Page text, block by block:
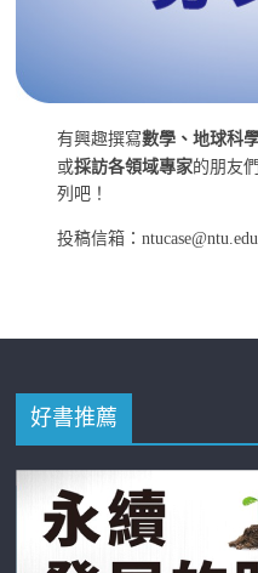
有興趣撰寫數學、地球科
或採訪各領域專家的朋友
列吧！
投稿信箱：
好書推薦